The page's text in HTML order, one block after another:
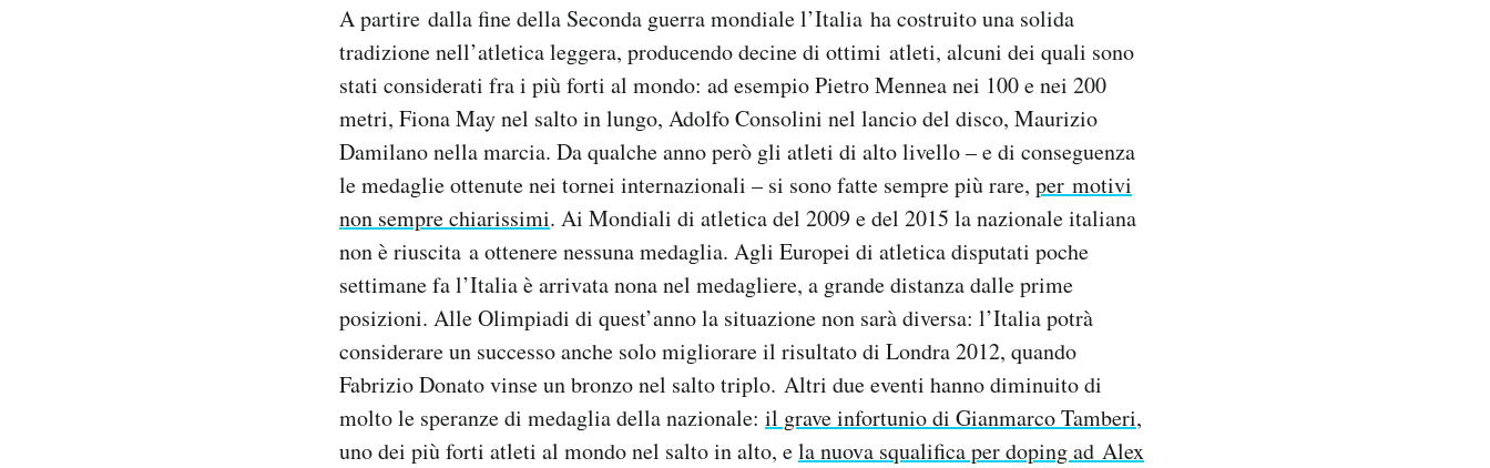
A partire dalla fine della Seconda guerra mondiale l’Italia ha costruito una solida
tradizione nell’atletica leggera, producendo decine di ottimi atleti, alcuni dei quali sono
stati considerati fra i più forti al mondo: ad esempio Pietro Mennea nei 100 e nei 200
metri, Fiona May nel salto in lungo, Adolfo Consolini nel lancio del disco, Maurizio
Damilano nella marcia. Da qualche anno però gli atleti di alto livello – e di conseguenza
le medaglie ottenute nei tornei internazionali – si sono fatte sempre più rare, per motivi
non sempre chiarissimi. Ai Mondiali di atletica del 2009 e del 2015 la nazionale italiana
non è riuscita a ottenere nessuna medaglia. Agli Europei di atletica disputati poche
settimane fa l’Italia è arrivata nona nel medagliere, a grande distanza dalle prime
posizioni. Alle Olimpiadi di quest’anno la situazione non sarà diversa: l’Italia potrà
considerare un successo anche solo migliorare il risultato di Londra 2012, quando
Fabrizio Donato vinse un bronzo nel salto triplo. Altri due eventi hanno diminuito di
molto le speranze di medaglia della nazionale: il grave infortunio di Gianmarco Tamberi,
uno dei più forti atleti al mondo nel salto in alto, ela nuova squalifica per doping ad Alex